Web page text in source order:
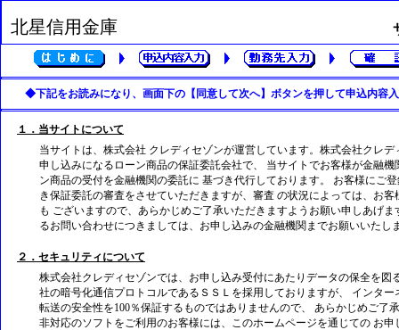
北星信用金庫
◆下記をお読みになり、画面下の【同意して次へ】ボタンを押して申込内容
１．当サイトについて
当サイトは、株式会社 クレディセゾンが運営しています。株式会社クレ
申し込みになるローン商品の保証委託会社で、 当サイトでお客様が金融
ン商品の受付を金融機関の委託に 基づき代行しております。 お客様にご
き保証委託の審査をさせていただきますが、審査 の状況によっては、お
も ございますので、あらかじめご了承いただきますようお願い申しあげ
るお問い合わせにつきましては、お申し込みの金融機関までお願いいたし
２．セキュリティについて
株式会社クレディセゾンでは、お申し込み受付にあたりデータの保全を図
社の暗号化通信プロトコルであるＳＳＬを採用しておりますが、 インタ
転送の安全性を100％保証するものではありませんので、 あらかじめご了
非対応のソフトをご利用のお客様には、このホームページを通じての お